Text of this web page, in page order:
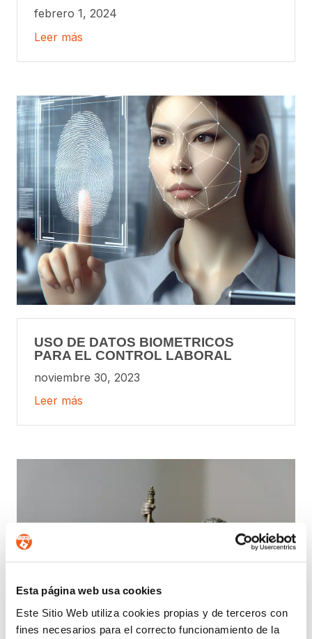
Esta página web usa cookies
Este Sitio Web utiliza cookies propias y de terceros con
fines necesarios para el correcto funcionamiento de la
febrero 1, 2024
Leer más
USO DE DATOS BIOMETRICOS
PARA EL CONTROL LABORAL
noviembre 30, 2023
Leer más